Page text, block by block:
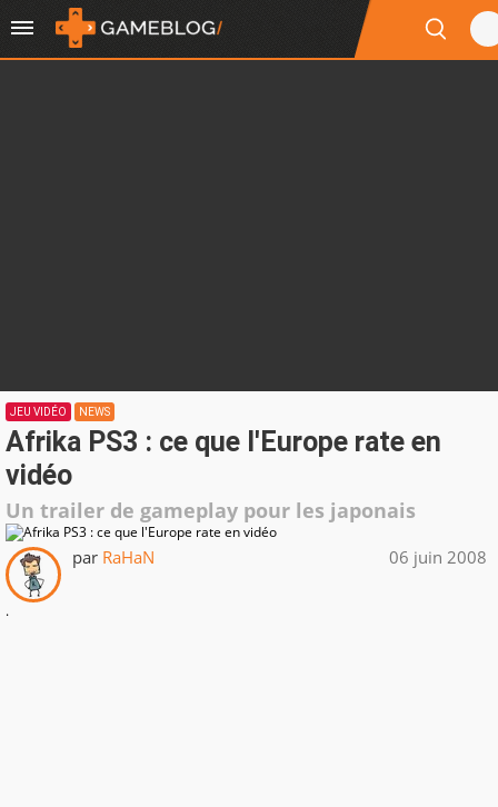
JEU VIDÉO NEWS
Afrika PS3 : ce que l'Europe rate en
vidéo
Un trailer de gameplay pour les japonais
par RaHaN 06 juin 2008
.